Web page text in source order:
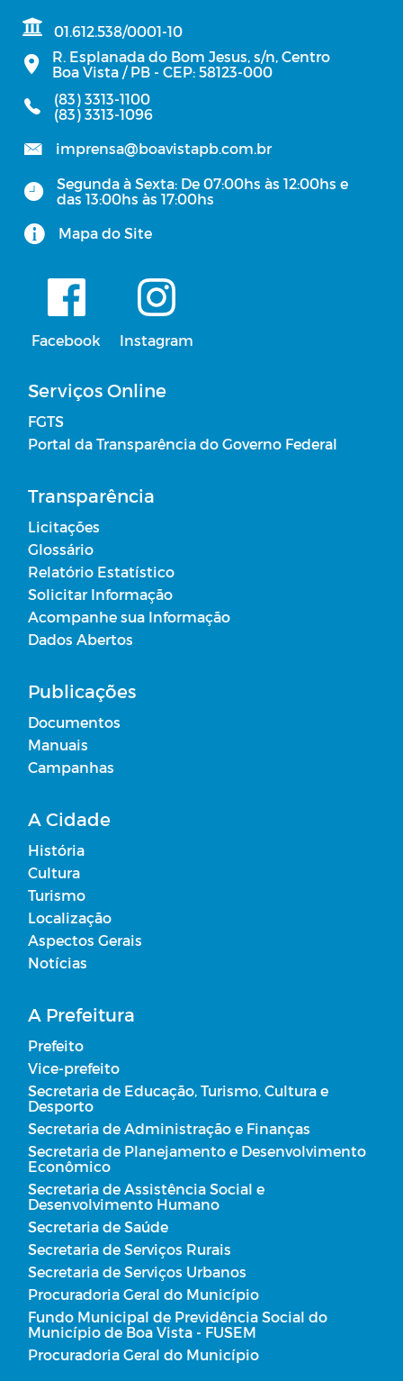
PCA - Prestação de Contas de Gestão
Estagiários
RREO - Relatório Resumido da
Execução Orçamentária
Julgamento das Contas do Poder
Concursos Públicos
Acordos Firmados sem Transferência de
Recursos Financeiros
Desonerações Tributárias Concedidas
Convênios, acordos, ajustes ou
Instrumentos Congêneres
Acordos firmados que não envolvam
Planos Municipais de Saúde
Carta de Serviço
01.612.538/0001-10
R. Esplanada do Bom Jesus, s/n, Centro
Boa Vista / PB - CEP: 58123-000
(83) 3313-1100
(83) 3313-1096
imprensa@boavistapb.com.br
Segunda à Sexta: De 07:00hs às 12:00hs e
das 13:00hs às 17:00hs
Mapa do Site
Facebook Instagram
Serviços Online
FGTS
Portal da Transparência do Governo Federal
Transparência
Licitações
Glossário
Relatório Estatístico
Solicitar Informação
Acompanhe sua Informação
Dados Abertos
Publicações
Documentos
Manuais
Campanhas
A Cidade
História
Cultura
Turismo
Localização
Aspectos Gerais
Notícias
A Prefeitura
Prefeito
Vice-prefeito
Secretaria de Educação, Turismo, Cultura e
Desporto
Secretaria de Administração e Finanças
Secretaria de Planejamento e Desenvolvimento
Econômico
Secretaria de Assistência Social e
Desenvolvimento Humano
Secretaria de Saúde
Secretaria de Serviços Rurais
Secretaria de Serviços Urbanos
Procuradoria Geral do Município
Fundo Municipal de Previdência Social do
Município de Boa Vista - FUSEM
Procuradoria Geral do Município